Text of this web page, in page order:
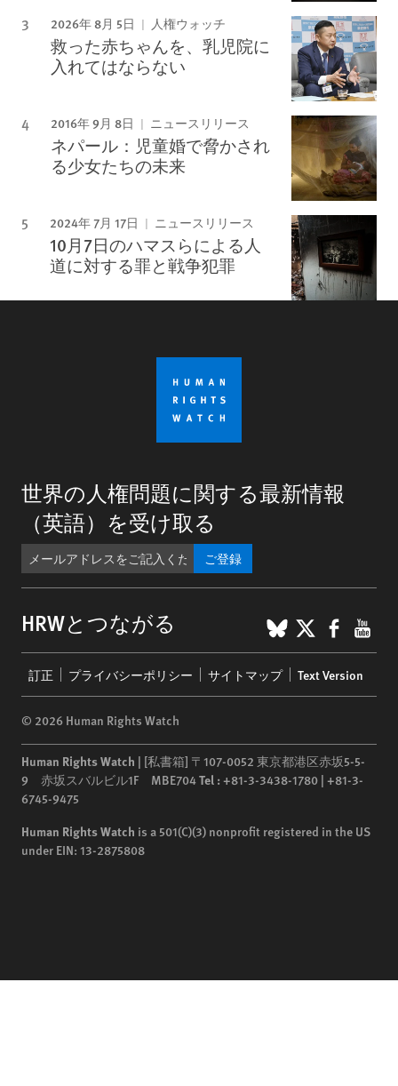
2026年 8月 5日 人権ウォッチ
救った赤ちゃんを、乳児院に
入れてはならない
2016年 9月 8日 ニュースリリース
ネパール：児童婚で脅かされ
る少女たちの未来
2024年 7月 17日 ニュースリリース
10月7日のハマスらによる人
道に対する罪と戦争犯罪
世界の人権問題に関する最新情報
（英語）を受け取る
ご登録
HRWとつながる BlueSky
X
menu
訂正 プライバシーポリシー サイトマップ Text Version
© 2026 Human Rights Watch
Human Rights Watch | [私書箱] 〒107-0052 東京都港区赤坂5-5-
9 赤坂スバルビル1F MBE704Tel :+81-3-3438-1780 | +81-3-
6745-9475
Human Rights Watch is a 501(C)(3) nonprofit registered in the US
under EIN: 13-2875808